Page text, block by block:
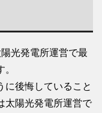
光発電所運営で最
に後悔していること
太陽光発電所運営で